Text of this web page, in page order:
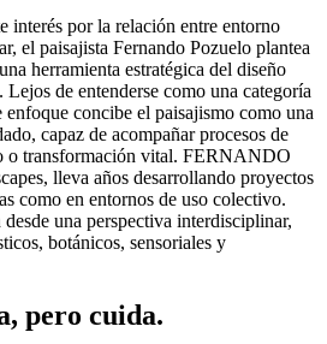
interés por la relación entre entorno
el paisajista Fernando Pozuelo plantea
herramienta estratégica del diseño
de entenderse como una categoría
enfoque concibe el paisajismo como una
capaz de acompañar procesos de
o transformación vital. FERNANDO
lleva años desarrollando proyectos
como en entornos de uso colectivo.
una perspectiva interdisciplinar,
botánicos, sensoriales y
pero cuida.